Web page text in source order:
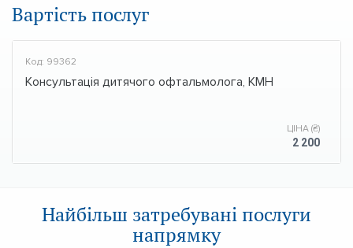
Вартість послуг
Код: 99362
Консультація дитячого офтальмолога, КМН
ЦІНА (₴)
2 200
Найбільш затребувані послуги
напрямку